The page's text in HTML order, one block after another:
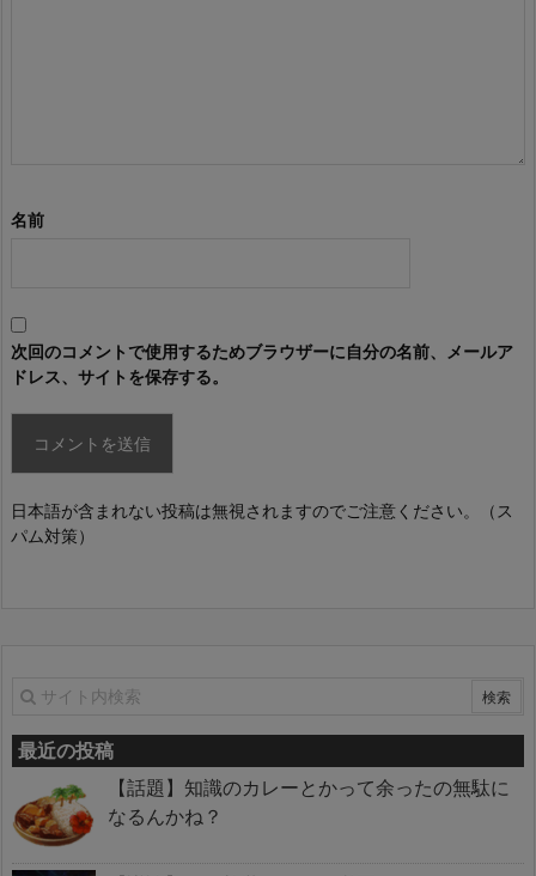
名前
次回のコメントで使用するためブラウザーに自分の名前、メールア
ドレス、サイトを保存する。
日本語が含まれない投稿は無視されますのでご注意ください。（ス
パム対策）
最近の投稿
【話題】知識のカレーとかって余ったの無駄に
なるんかね？